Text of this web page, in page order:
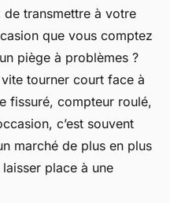
transmettre à votre
que vous comptez
piège à problèmes ?
tourner court face à
fissuré, compteur roulé,
c’est souvent
marché de plus en plus
place à une